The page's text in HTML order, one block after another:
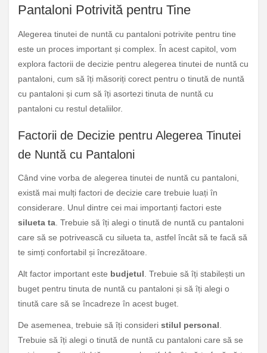
Pantaloni Potrivită pentru Tine
Alegerea tinutei de nuntă cu pantaloni potrivite pentru tine
este un proces important și complex. În acest capitol, vom
explora factorii de decizie pentru alegerea tinutei de nuntă cu
pantaloni, cum să îți măsoriți corect pentru o tinută de nuntă
cu pantaloni și cum să îți asortezi tinuta de nuntă cu
pantaloni cu restul detaliilor.
Factorii de Decizie pentru Alegerea Tinutei
de Nuntă cu Pantaloni
Când vine vorba de alegerea tinutei de nuntă cu pantaloni,
există mai mulți factori de decizie care trebuie luați în
considerare. Unul dintre cei mai importanți factori este
silueta ta . Trebuie să îți alegi o tinută de nuntă cu pantaloni
care să se potrivească cu silueta ta, astfel încât să te facă să
te simți confortabil și încrezătoare.
Alt factor important este budjetul. Trebuie să îți stabilești un
buget pentru tinuta de nuntă cu pantaloni și să îți alegi o
tinută care să se încadreze în acest buget.
De asemenea, trebuie să îți consideri stilul personal.
Trebuie să îți alegi o tinută de nuntă cu pantaloni care să se